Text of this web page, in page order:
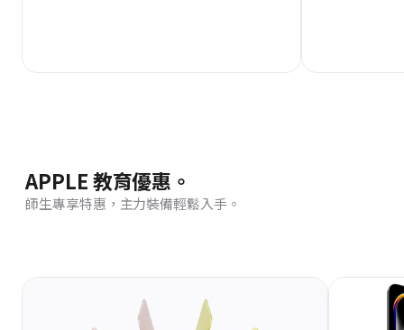
APPLE 教育優惠。
師生專享特惠，主力裝備輕鬆入手。